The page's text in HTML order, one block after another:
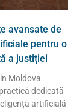
avansate de
pentru o
a justiției
Moldova
dedicată
artificială